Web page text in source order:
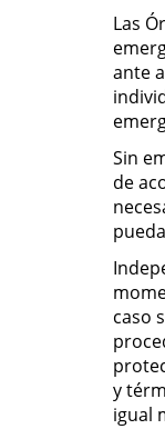
Las
ante
Sin
de
caso
y
igual